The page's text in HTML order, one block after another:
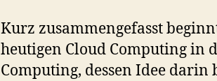
Kurz zusammengefasst
heutigen Cloud Computing in
Computing, dessen Idee darin